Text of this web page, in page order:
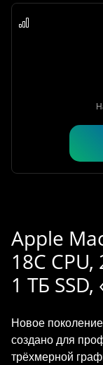
Apple
18C
1 ТБ
Новое
создано для
трёхмерной